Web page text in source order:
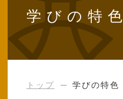
学びの特色
トップ 学びの特色